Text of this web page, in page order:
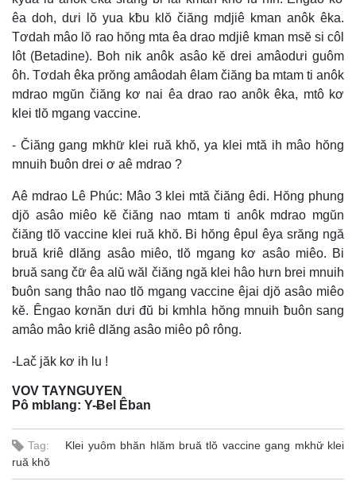
êa doh, dưi lŏ yua kƀu klŏ čiăng mdjiê kman anôk êka.
Tơdah mâo lŏ rao hŏng mta êa drao mdjiê kman msĕ si côl
Iôt (Betadine). Boh nik anôk asâo kĕ drei amâodưi guôm
ôh. Tơdah êka prŏng amâodah êlam čiăng ba mtam ti anôk
mdrao mgŭn čiăng kơ nai êa drao rao anôk êka, mtô kơ
klei tlŏ mgang vaccine.
- Čiăng gang mkhư̆ klei ruă khŏ, ya klei mtă ih mâo hŏng
mnuih ƀuôn drei ơ aê mdrao ?
Aê mdrao Lê Phúc: Mâo 3 klei mtă čiăng êdi. Hŏng phung
djŏ asâo miêo kĕ čiăng nao mtam ti anôk mdrao mgŭn
čiăng tlŏ vaccine klei ruă khŏ. Bi hŏng êpul êya srăng ngă
bruă kriê dlăng asâo miêo, tlŏ mgang kơ asâo miêo. Bi
bruă sang čư̆ êa alŭ wăl čiăng ngă klei hâo hưn brei mnuih
ƀuôn sang thâo nao tlŏ mgang vaccine êjai djŏ asâo miêo
kĕ. Êngao kơnăn dưi đŭ bi kmhla hŏng mnuih ƀuôn sang
amâo mâo kriê dlăng asâo miêo pô rông.
-Lač jăk kơ ih lu !
VOV TAYNGUYEN
Pô mblang: Y-Ƀel Êban
Tag:
Klei yuôm bhăn hlăm bruă tlŏ vaccine gang mkhư̆ klei
ruă khŏ